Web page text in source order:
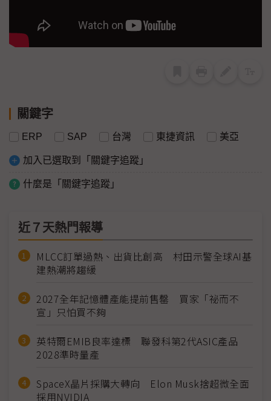
關鍵字
ERP SAP 台灣 東捷資訊 美亞
加入已選取到「關鍵字追蹤」
什麼是「關鍵字追蹤」
近７天熱門報導
MLCC訂單過熱、出貨比創高 村田示警全球AI基
建熱潮將趨緩
2027全年記憶體產能提前售罄 買家「祕而不
宣」只怕買不夠
英特爾EMIB良率達標 聯發科第2代ASIC產品
2028準時量產
SpaceX晶片採購大轉向 Elon Musk捨超微全面
採用NVIDIA